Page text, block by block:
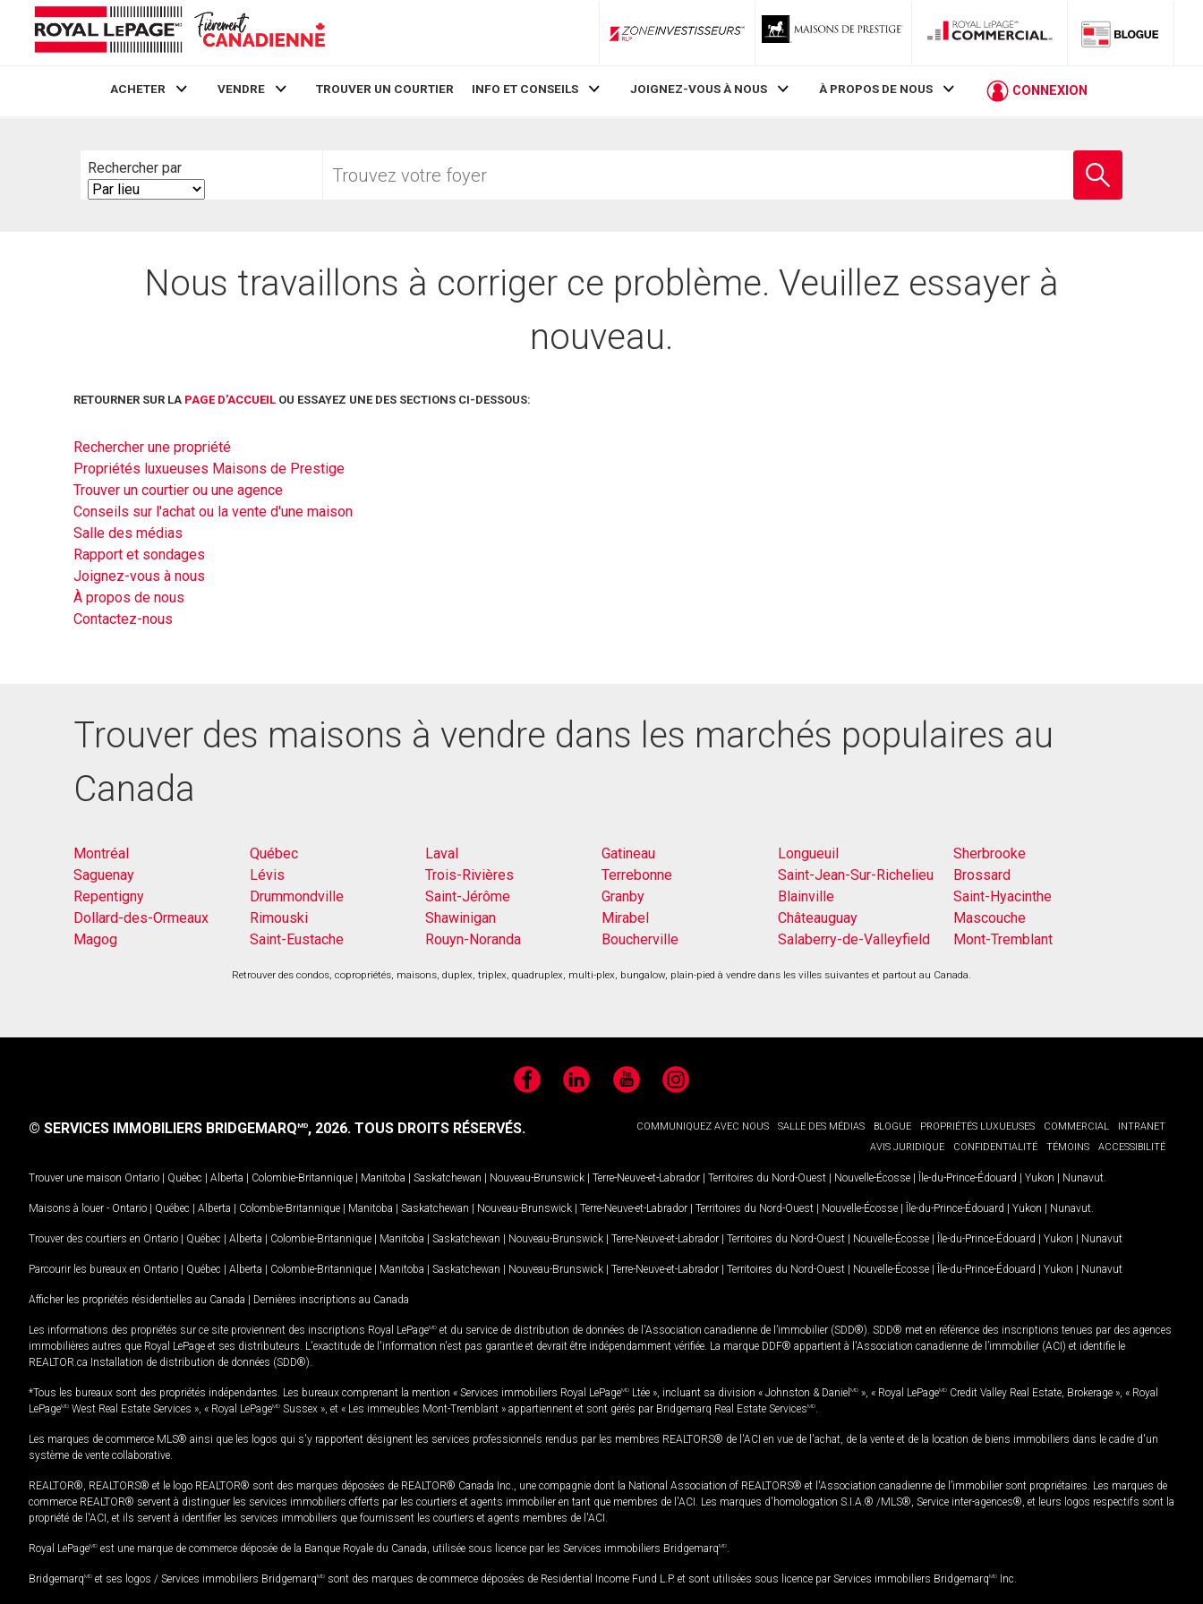
ZoneInvestisseurs RLP
ACHETER VENDRE TROUVER UN COURTIER INFO ET CONSEILS JOIGNEZ-VOUS À NOUS À PROPOS DE NOUS CONNEXION
Rechercher par
Search
By
votre
Nous travaillons à corriger ce problème. Veuillez essayer à
nouveau.
RETOURNER SUR LA PAGE D'ACCUEIL OU ESSAYEZ UNE DES SECTIONS CI-DESSOUS:
Rechercher une propriété
Propriétés luxueuses Maisons de Prestige
Trouver un courtier ou une agence
Conseils sur l'achat ou la vente d'une maison
Salle des médias
Rapport et sondages
Joignez-vous à nous
À propos de nous
Contactez-nous
Trouver des maisons à vendre dans les marchés populaires au
Canada
Montréal Québec Laval Gatineau Longueuil
Sherbrooke
Saguenay
Lévis Trois-Rivières Terrebonne Saint-Jean-Sur-Richelieu
Brossard
Repentigny
Drummondville Saint-Jérôme Granby Blainville
Saint-Hyacinthe
Dollard-des-Ormeaux
Rimouski Shawinigan Mirabel Châteauguay
Mascouche
Magog
Saint-Eustache Rouyn-Noranda Boucherville Salaberry-de-Valleyfield Mont-Tremblant
Retrouver des condos, copropriétés, maisons, duplex, triplex, quadruplex, multi-plex, bungalow, plain-pied à vendre dans les villes suivantes et partout au Canada.
FacebookLinkedIn YouTubeInstagram
COMMUNIQUEZ AVEC NOUS SALLE DES MÉDIAS BLOGUE PROPRIÉTÉS LUXUEUSES COMMERCIAL
INTRANET
AVIS JURIDIQUE
CONFIDENTIALITÉ TÉMOINS ACCESSIBILITÉ
© SERVICES IMMOBILIERS BRIDGEMARQMD, 2026. TOUS DROITS RÉSERVÉS.
Trouver une maison Ontario | Québec | Alberta | Colombie-Britannique | Manitoba | Saskatchewan | Nouveau-Brunswick | Terre-Neuve-et-Labrador | Territoires du Nord-Ouest | Nouvelle-Écosse | Île-du-Prince-Édouard | Yukon | Nunavut
Maisons à louer - Ontario | Québec | Alberta | Colombie-Britannique | Manitoba | Saskatchewan | Nouveau-Brunswick | Terre-Neuve-et-Labrador | Territoires du Nord-Ouest | Nouvelle-Écosse | Île-du-Prince-Édouard | Yukon | Nunavut
Trouver des courtiers en Ontario | Québec | Alberta | Colombie-Britannique | Manitoba | Saskatchewan | Nouveau-Brunswick | Terre-Neuve-et-Labrador | Territoires du Nord-Ouest | Nouvelle-Écosse | Île-du-Prince-Édouard | Yukon | Nunavut
Parcourir les bureaux en Ontario | Québec | Alberta | Colombie-Britannique | Manitoba | Saskatchewan | Nouveau-Brunswick | Terre-Neuve-et-Labrador | Territoires du Nord-Ouest | Nouvelle-Écosse | Île-du-Prince-Édouard | Yukon | Nunavut
Afficher les propriétés résidentielles au Canada | Dernières inscriptions au Canada
Les informations des propriétés sur ce site proviennent des inscriptions Royal LePageMD et du service de distribution de données de l'Association canadienne de l’immobilier (SDD®). SDD® met en référence des inscriptions tenues par des agences
immobilières autres que Royal LePage et ses distributeurs. L'exactitude de l'information n'est pas garantie et devrait être indépendamment vérifiée. La marque DDF® appartient à l'Association canadienne de l’immobilier (ACI) et identifie le
REALTOR.ca Installation de distribution de données (SDD®).
*Tous les bureaux sont des propriétés indépendantes. Les bureaux comprenant la mention « Services immobiliers Royal LePageMD Ltée », incluant sa division « Johnston & Daniel MD », « Royal LePageMD Credit Valley Real Estate, Brokerage », « Royal
LePageMD West Real Estate Services », « Royal LePageMD Sussex », et « Les immeubles Mont-Tremblant » appartiennent et sont gérés par Bridgemarq Real Estate ServicesMD
Les marques de commerce MLS® ainsi que les logos qui s'y rapportent désignent les services professionnels rendus par les membres REALTORS® de l'ACI en vue de l'achat, de la vente et de la location de biens immobiliers dans le cadre d'un
système de vente collaborative.
REALTOR®, REALTORS® et le logo REALTOR® sont des marques déposées de REALTOR® Canada Inc., une compagnie dont la National Association of REALTORS® et l'Association canadienne de l’immobilier sont propriétaires. Les marques de
commerce REALTOR® servent à distinguer les services immobiliers offerts par les courtiers et agents immobilier en tant que membres de l'ACI. Les marques d'homologation S.I.A.® /MLS®, Service inter-agences®, et leurs logos respectifs sont la
propriété de l'ACI, et ils servent à identifier les services immobiliers que fournissent les courtiers et agents membres de l'ACI.
Royal LePageMD est une marque de commerce déposée de la Banque Royale du Canada, utilisée sous licence par les Services immobiliers BridgemarqMD
BridgemarqMD et ses logos / Services immobiliers BridgemarqMD sont des marques de commerce déposées de Residential Income Fund L.P. et sont utilisées sous licence par Services immobiliers BridgemarqMD Inc.